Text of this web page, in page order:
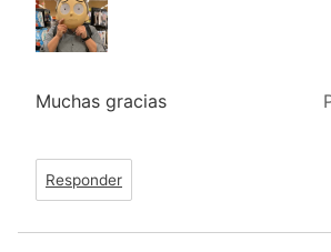
Muchas gracias
Responder